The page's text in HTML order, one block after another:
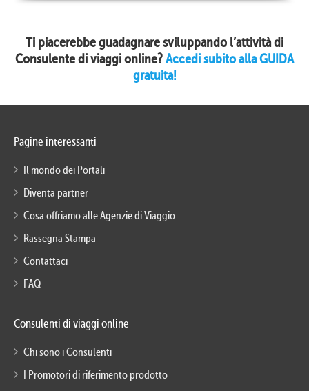
Ti piacerebbe guadagnare sviluppando l’attività di
Consulente di viaggi online?Accedi subito alla GUIDA
gratuita!
Pagine interessanti
Il mondo dei Portali
Diventa partner
Cosa offriamo alle Agenzie di Viaggio
Rassegna Stampa
Contattaci
FAQ
Consulenti di viaggi online
Chi sono i Consulenti
I Promotori di riferimento prodotto